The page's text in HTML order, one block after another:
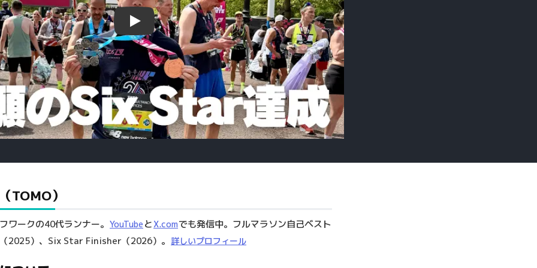
Play
TOMO）
ワークの40代ランナー。 YouTube とX.comでも発信中。フルマラソン自己ベスト
2025）、Six Star Finisher（2026）。 詳しいプロフィール